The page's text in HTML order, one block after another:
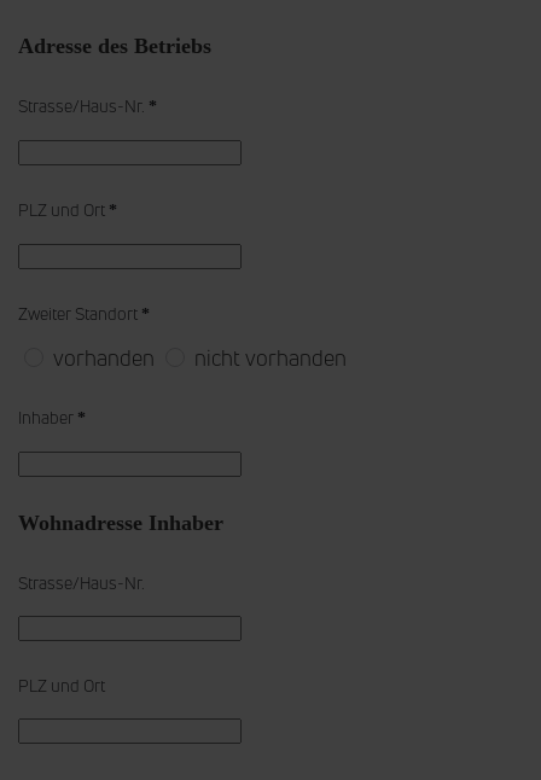
Adresse des Betriebs
Strasse/Haus-Nr. *
PLZ und Ort *
Zweiter Standort *
vorhanden nicht vorhanden
Inhaber *
Wohnadresse Inhaber
Strasse/Haus-Nr.
PLZ und Ort